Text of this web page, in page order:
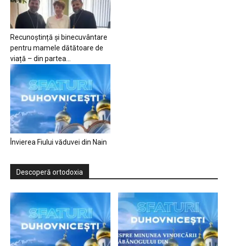
Recunoștință și binecuvântare
pentru mamele dătătoare de
viață – din partea...
Învierea Fiului văduvei din Nain
Descoperă ortodoxia